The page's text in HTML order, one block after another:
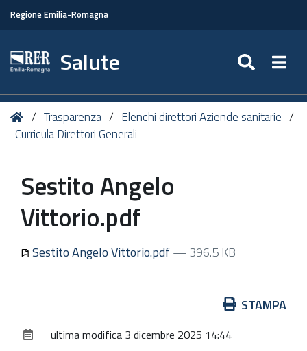
Regione Emilia-Romagna
Salute
Tu
sei
HomeTrasparenza
Elenchi direttori Aziende sanitarie
Curricula Direttori Generali
Sestito Angelo
Vittorio.pdf
Sestito Angelo Vittorio.pdf— 396.5 KB
documento
STAMPA
ultima modifica 3 dicembre 2025 14:44